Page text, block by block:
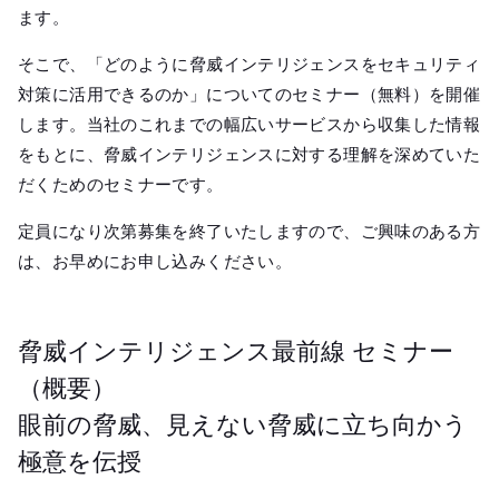
ます。
そこで、「どのように脅威インテリジェンスをセキュリティ
対策に活用できるのか」についてのセミナー（無料）を開催
します。当社のこれまでの幅広いサービスから収集した情報
をもとに、脅威インテリジェンスに対する理解を深めていた
だくためのセミナーです。
定員になり次第募集を終了いたしますので、ご興味のある方
は、お早めにお申し込みください。
脅威インテリジェンス最前線 セミナー
（概要）
眼前の脅威、見えない脅威に立ち向かう
極意を伝授